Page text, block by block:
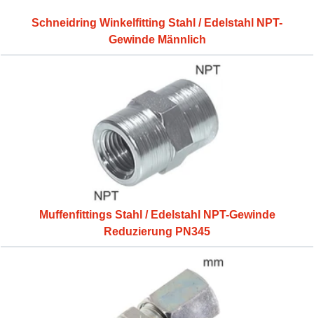
Schneidring Winkelfitting Stahl / Edelstahl NPT-
Gewinde Männlich
Muffenfittings Stahl / Edelstahl NPT-Gewinde
Reduzierung PN345